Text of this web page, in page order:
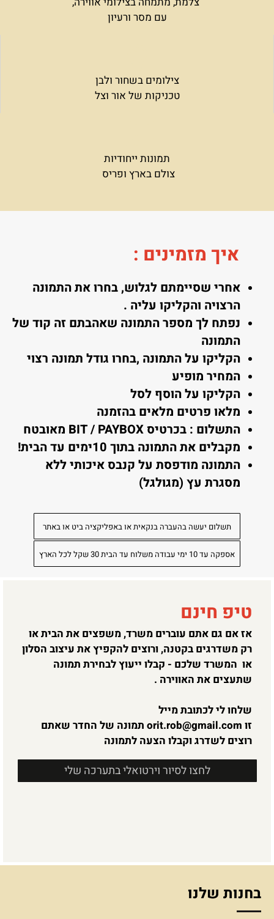
עם מסר ורעיון
צילומים בשחור ולבן
טכניקות של אור וצל
תמונות ייחודיות
צולם בארץ ופריס
איך מזמינים :
אחרי שסיימתם לגלוש, בחרו את התמונה
הרצויה והקליקו עליה .
נפתח לך מספר התמונה שאהבתם זה קוד של
התמונה
הקליקו על התמונה ,בחרו גודל תמונה רצוי
המחיר מופיע
הקליקו על הוסף לסל
מלאו פרטים מלאים בהזמנה
התשלום : בכרטיס BIT / PAYBOX מאובטח
מקבלים את התמונה בתוך 10ימים עד הבית!
התמונה מודפסת על קנבס איכותי ללא
מסגרת עץ (מגולגל)
תשלום יעשה בהעברה בנקאית או באפליקציה ביט או באתר
אספקה עד 10 ימי עבודה משלוח עד הבית 30 שקל לכל הארץ
טיפ חינם
אז אם גם אתם עוברים משרד, משפצים את הבית או
רק משדרגים בקטנה, ורוצים להקפיץ את עיצוב הסלון
או המשרד שלכם - קבלו ייעוץ לבחירת תמונה
שתעצים את האווירה .
שלחו לי לכתובת מייל
זו orit.rob@gmail.com תמונה של החדר שאתם
רוצים לשדרג וקבלו הצעה לתמונה
לחצו לסיור וירטואלי בתערכה שלי
בחנות שלנו